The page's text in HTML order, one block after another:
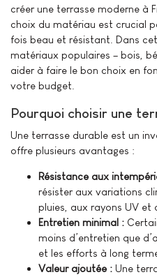
créer une terrasse moderne à
choix du matériau est crucial
fois beau et résistant. Dans
matériaux populaires – bois,
aider à faire le bon choix en
votre budget.
Pourquoi choisir une
Une terrasse durable est un
offre plusieurs avantages :
Résistance aux
résister aux variations
pluies, aux rayons UV
Entretien minimal :
moins d’entretien que
et les efforts à long
Valeur ajoutée : Une